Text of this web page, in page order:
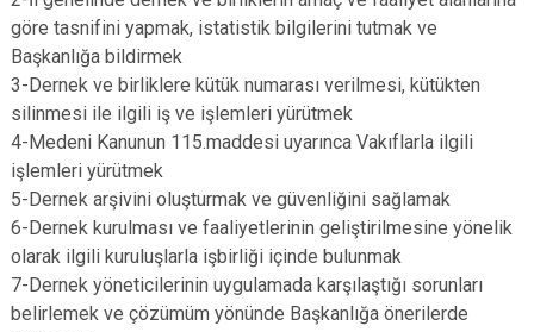
göre tasnifini yapmak, istatistik bilgilerini tutmak ve
Başkanlığa bildirmek
3-Dernek ve birliklere kütük numarası verilmesi, kütükten
silinmesi ile ilgili iş ve işlemleri yürütmek
4-Medeni Kanunun 115.maddesi uyarınca Vakıflarla ilgili
işlemleri yürütmek
5-Dernek arşivini oluşturmak ve güvenliğini sağlamak
6-Dernek kurulması ve faaliyetlerinin geliştirilmesine yönelik
olarak ilgili kuruluşlarla işbirliği içinde bulunmak
7-Dernek yöneticilerinin uygulamada karşılaştığı sorunları
belirlemek ve çözümüm yönünde Başkanlığa önerilerde